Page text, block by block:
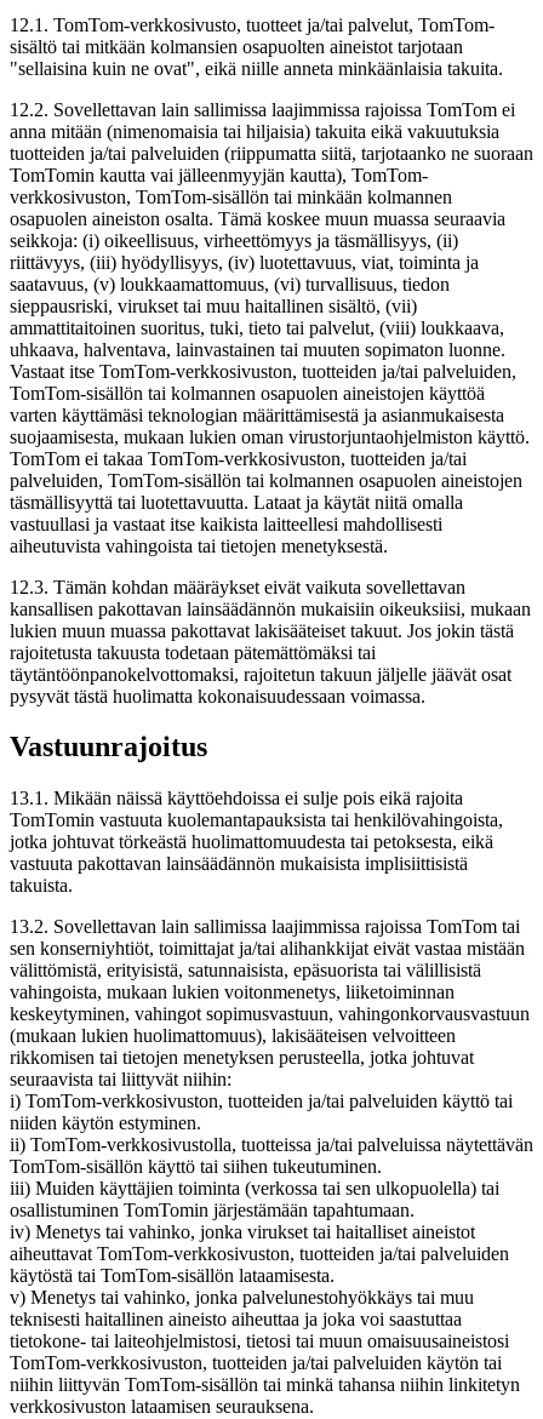
12.1. TomTom-verkkosivusto, tuotteet ja/tai palvelut, TomTom-
sisältö tai mitkään kolmansien osapuolten aineistot tarjotaan
"sellaisina kuin ne ovat", eikä niille anneta minkäänlaisia takuita.
12.2. Sovellettavan lain sallimissa laajimmissa rajoissa TomTom ei
anna mitään (nimenomaisia tai hiljaisia) takuita eikä vakuutuksia
tuotteiden ja/tai palveluiden (riippumatta siitä, tarjotaanko ne suoraan
TomTomin kautta vai jälleenmyyjän kautta), TomTom-
verkkosivuston, TomTom-sisällön tai minkään kolmannen
osapuolen aineiston osalta. Tämä koskee muun muassa seuraavia
seikkoja: (i) oikeellisuus, virheettömyys ja täsmällisyys, (ii)
riittävyys, (iii) hyödyllisyys, (iv) luotettavuus, viat, toiminta ja
saatavuus, (v) loukkaamattomuus, (vi) turvallisuus, tiedon
sieppausriski, virukset tai muu haitallinen sisältö, (vii)
ammattitaitoinen suoritus, tuki, tieto tai palvelut, (viii) loukkaava,
uhkaava, halventava, lainvastainen tai muuten sopimaton luonne.
Vastaat itse TomTom-verkkosivuston, tuotteiden ja/tai palveluiden,
TomTom-sisällön tai kolmannen osapuolen aineistojen käyttöä
varten käyttämäsi teknologian määrittämisestä ja asianmukaisesta
suojaamisesta, mukaan lukien oman virustorjuntaohjelmiston käyttö.
TomTom ei takaa TomTom-verkkosivuston, tuotteiden ja/tai
palveluiden, TomTom-sisällön tai kolmannen osapuolen aineistojen
täsmällisyyttä tai luotettavuutta. Lataat ja käytät niitä omalla
vastuullasi ja vastaat itse kaikista laitteellesi mahdollisesti
aiheutuvista vahingoista tai tietojen menetyksestä.
12.3. Tämän kohdan määräykset eivät vaikuta sovellettavan
kansallisen pakottavan lainsäädännön mukaisiin oikeuksiisi, mukaan
lukien muun muassa pakottavat lakisääteiset takuut. Jos jokin tästä
rajoitetusta takuusta todetaan pätemättömäksi tai
täytäntöönpanokelvottomaksi, rajoitetun takuun jäljelle jäävät osat
pysyvät tästä huolimatta kokonaisuudessaan voimassa.
Vastuunrajoitus
13.1. Mikään näissä käyttöehdoissa ei sulje pois eikä rajoita
TomTomin vastuuta kuolemantapauksista tai henkilövahingoista,
jotka johtuvat törkeästä huolimattomuudesta tai petoksesta, eikä
vastuuta pakottavan lainsäädännön mukaisista implisiittisistä
takuista.
13.2. Sovellettavan lain sallimissa laajimmissa rajoissa TomTom tai
sen konserniyhtiöt, toimittajat ja/tai alihankkijat eivät vastaa mistään
välittömistä, erityisistä, satunnaisista, epäsuorista tai välillisistä
vahingoista, mukaan lukien voitonmenetys, liiketoiminnan
keskeytyminen, vahingot sopimusvastuun, vahingonkorvausvastuun
(mukaan lukien huolimattomuus), lakisääteisen velvoitteen
rikkomisen tai tietojen menetyksen perusteella, jotka johtuvat
seuraavista tai liittyvät niihin:
i) TomTom-verkkosivuston, tuotteiden ja/tai palveluiden käyttö tai
niiden käytön estyminen.
ii) TomTom-verkkosivustolla, tuotteissa ja/tai palveluissa näytettävän
TomTom-sisällön käyttö tai siihen tukeutuminen.
iii) Muiden käyttäjien toiminta (verkossa tai sen ulkopuolella) tai
osallistuminen TomTomin järjestämään tapahtumaan.
iv) Menetys tai vahinko, jonka virukset tai haitalliset aineistot
aiheuttavat TomTom-verkkosivuston, tuotteiden ja/tai palveluiden
käytöstä tai TomTom-sisällön lataamisesta.
v) Menetys tai vahinko, jonka palvelunestohyökkäys tai muu
teknisesti haitallinen aineisto aiheuttaa ja joka voi saastuttaa
tietokone- tai laiteohjelmistosi, tietosi tai muun omaisuusaineistosi
TomTom-verkkosivuston, tuotteiden ja/tai palveluiden käytön tai
niihin liittyvän TomTom-sisällön tai minkä tahansa niihin linkitetyn
verkkosivuston lataamisen seurauksena.